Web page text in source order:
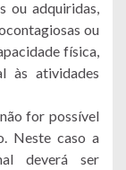
ou adquiridas,
ou
física,
às atividades
for possível
Neste caso a
deverá ser